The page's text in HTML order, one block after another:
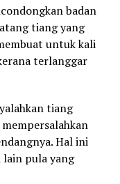
badan
tiang yang
untuk kali
terlanggar
tiang
Hal ini
pula yang